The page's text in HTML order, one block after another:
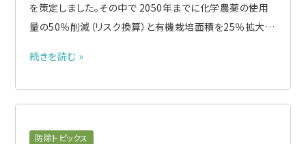
を策定しました。その中で 2050年までに化学農薬の使用
量の50％削減（リスク換算）と有機栽培面積を25％拡大す
技術の開発の防除資材としてバイオスティミュラントの利
スティミ..
続きを読む »
防除トピックス